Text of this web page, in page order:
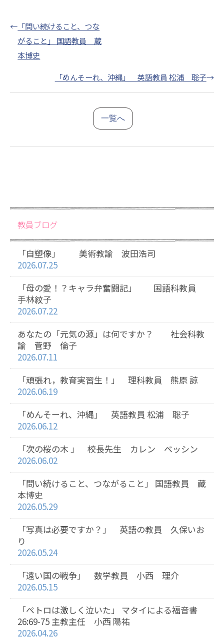
← 「問い続けること、つな
がること」 国語教員 蔵
本博史
「めんそーれ、沖縄」 英語教員 松浦 聡子→
一覧へ
教員ブログ
「自塑像」 美術教諭 波田浩司
2026.07.25
「母の愛！？キャラ弁奮闘記」 国語科教員
手林紋子
2026.07.22
あなたの「元気の源」は何ですか？ 社会科教
諭 菅野 倫子
2026.07.11
「頑張れ，教育実習生！」 理科教員 熊原 諒
2026.06.19
「めんそーれ、沖縄」 英語教員 松浦 聡子
2026.06.12
「次の桜の木 」 校長先生 カレン ベッシン
2026.06.02
「問い続けること、つながること」 国語教員 蔵
本博史
2026.05.29
「写真は必要ですか？」 英語の教員 久保いお
り
2026.05.24
「遠い国の戦争」 数学教員 小西 理介
2026.05.15
「ペトロは激しく泣いた」 マタイによる福音書
26:69-75 主教主任 小西 陽祐
2026.04.26